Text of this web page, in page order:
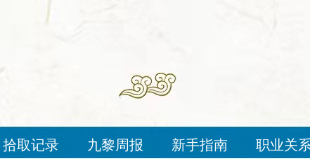
拾取记录 九黎周报 新手指南 职业关